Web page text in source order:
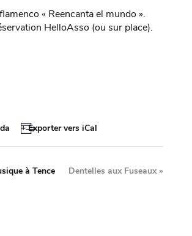
« Reencanta el mundo ».
HelloAsso (ou sur place).
+ Exporter vers iCal
à Tence Dentelles aux Fuseaux»